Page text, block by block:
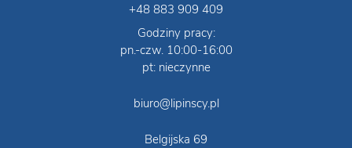
+48 883 909 409
Godziny pracy:
pn.-czw. 10:00-16:00
pt: nieczynne
biuro@lipinscy.pl
Belgijska 69